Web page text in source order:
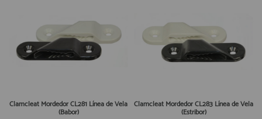
Clamcleat Mordedor CL281 Línea de Vela
(Babor)
Clamcleat Mordedor CL283 Línea de Vela
(Estribor)